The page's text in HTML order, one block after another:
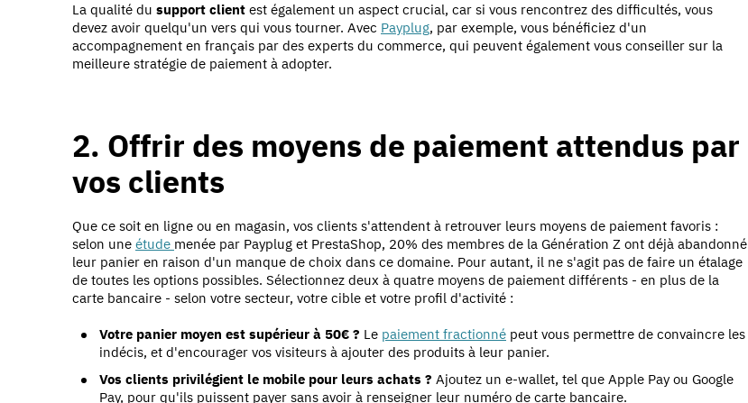
La qualité du support client est également un aspect crucial, car si vous rencontrez des difficultés, vous
devez avoir quelqu'un vers qui vous tourner. Avec Payplug, par exemple, vous bénéficiez d'un
accompagnement en français par des experts du commerce, qui peuvent également vous conseiller sur la
meilleure stratégie de paiement à adopter.
2. Offrir des moyens de paiement attendus par
vos clients
Que ce soit en ligne ou en magasin, vos clients s'attendent à retrouver leurs moyens de paiement favoris :
selon une étude menée par Payplug et PrestaShop, 20% des membres de la Génération Z ont déjà abandonné
leur panier en raison d'un manque de choix dans ce domaine. Pour autant, il ne s'agit pas de faire un étalage
de toutes les options possibles. Sélectionnez deux à quatre moyens de paiement différents - en plus de la
carte bancaire - selon votre secteur, votre cible et votre profil d'activité :
Votre panier moyen est supérieur à 50€ ? Le paiement fractionné peut vous permettre de convaincre les
indécis, et d'encourager vos visiteurs à ajouter des produits à leur panier.
Vos clients privilégient le mobile pour leurs achats ? Ajoutez un e-wallet, tel que Apple Pay ou Google
Pay, pour qu'ils puissent payer sans avoir à renseigner leur numéro de carte bancaire.